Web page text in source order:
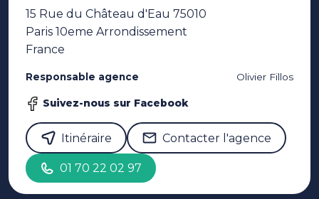
15 Rue du Château d'Eau 75010
Paris 10eme Arrondissement
France
Responsable agence Olivier Fillos
Suivez-nous sur Facebook
Itinéraire Contacter l'agence
01 70 22 02 97